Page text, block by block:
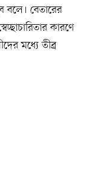
বলে। বেতারের
কারণে
মধ্যে তীব্র